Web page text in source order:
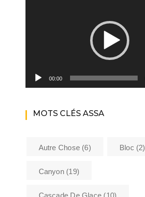
00:00
MOTS CLÉS ASSA
Autre Chose(6) Bloc (2)
Canyon(19)